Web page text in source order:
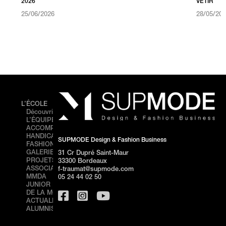
2026
25/06/2026
VÊTIR
28/05/
L’ÉCOLE
Découvrir SUPMODE
L’ÉQUIPE
ACCOMPAGNEMENT
HANDICAP
FASHION SHOW
GALERIE DE
PROJETS
ASSOCIATION
MMDA
JUNIOR FRANÇAISE
DE LA MODE
ACTUALITÉS
ALUMNIS
FORMATIONS
Cursus
Prepa
BACHELOR 1
BACHELOR 2
BACHELOR 3
MASTÈRE
DIRECTION
ARTISTIQUE 360°
ONLINE
MASTÈRE 2
ÉVÉNEMENTS
FASHION
SHOW –
SUPMODE Design & Fashion Business
31 Cr Dupré Saint-Maur
33300 Bordeaux
f-traumat@supmode.com
05 24 44 02 50